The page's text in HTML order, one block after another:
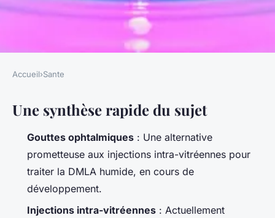
DMLA : les avancées des
gouttes ophtalmiques
révolutionnent le traitement
8 min de lecture
Accueil›Sante
Une synthèse rapide du sujet
Gouttes ophtalmiques : Une alternative
prometteuse aux injections intra-vitréennes pour
traiter la DMLA humide, en cours de
développement.
Injections intra-vitréennes : Actuellement